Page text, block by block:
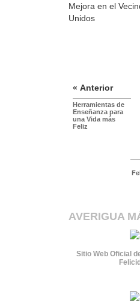
Mejora en el
Unidos
« Anterior
Herramientas de
Enseñanza para
una Vida más
Feliz
AVERIGUA
Sitio Web Oficial